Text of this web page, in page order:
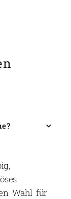
Wahl für